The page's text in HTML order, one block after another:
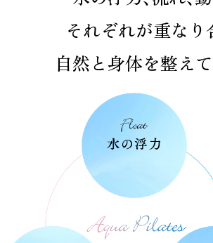
それぞれが重なり
自然と身体を整えて